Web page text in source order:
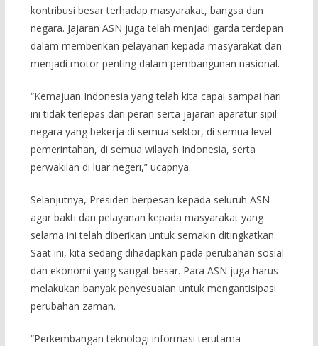
kontribusi besar terhadap masyarakat, bangsa dan
negara. Jajaran ASN juga telah menjadi garda terdepan
dalam memberikan pelayanan kepada masyarakat dan
menjadi motor penting dalam pembangunan nasional.
“Kemajuan Indonesia yang telah kita capai sampai hari
ini tidak terlepas dari peran serta jajaran aparatur sipil
negara yang bekerja di semua sektor, di semua level
pemerintahan, di semua wilayah Indonesia, serta
perwakilan di luar negeri,” ucapnya.
Selanjutnya, Presiden berpesan kepada seluruh ASN
agar bakti dan pelayanan kepada masyarakat yang
selama ini telah diberikan untuk semakin ditingkatkan.
Saat ini, kita sedang dihadapkan pada perubahan sosial
dan ekonomi yang sangat besar. Para ASN juga harus
melakukan banyak penyesuaian untuk mengantisipasi
perubahan zaman.
“Perkembangan teknologi informasi terutama